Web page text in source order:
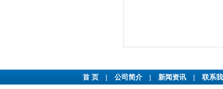
首 页 | 公司简介 | 新闻资讯 | 联系